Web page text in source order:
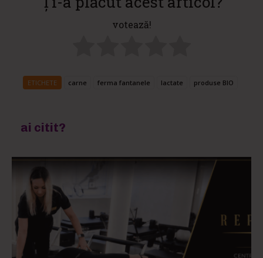
votează!
ETICHETE carne ferma fantanele lactate produse BIO
ai citit?